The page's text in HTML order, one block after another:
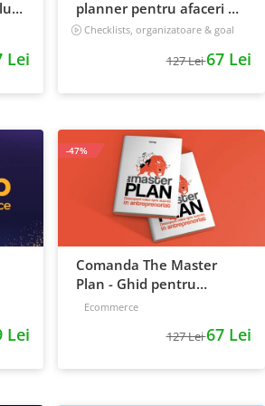
Lei
planner pentru afaceri &
viata, nedatat, 240 pagini
Checklists, organizatoare & goal
127 Lei67 Lei
Lei
Comanda The Master
Plan - Ghid pentru
antreprenori, 138 pagini
Ecommerce
127 Lei67 Lei
-47%